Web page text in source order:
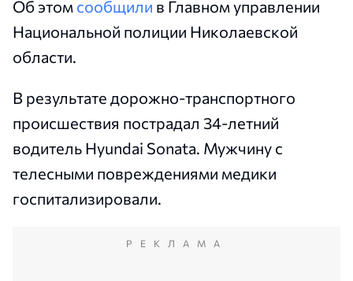
Об этом сообщили в Главном управлении
Национальной полиции Николаевской
области.
В результате дорожно-транспортного
происшествия пострадал 34-летний
водитель Hyundai Sonata. Мужчину с
телесными повреждениями медики
госпитализировали.
РЕКЛАМА